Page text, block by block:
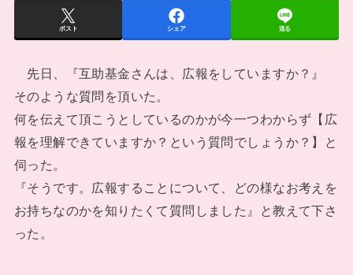
ポスト シェア 送る
先日、『互助基金さんは、広報をしていますか？』
そのような質問を頂いた。
何を伝えて頂こうとしているのかが今一つわからず【広
報を理解できていますか？という質問でしょうか？】と
伺った。
『そうです。広報することについて、どの様なお考えを
お持ちなのかを知りたくて質問しました』と教えて下さ
った。